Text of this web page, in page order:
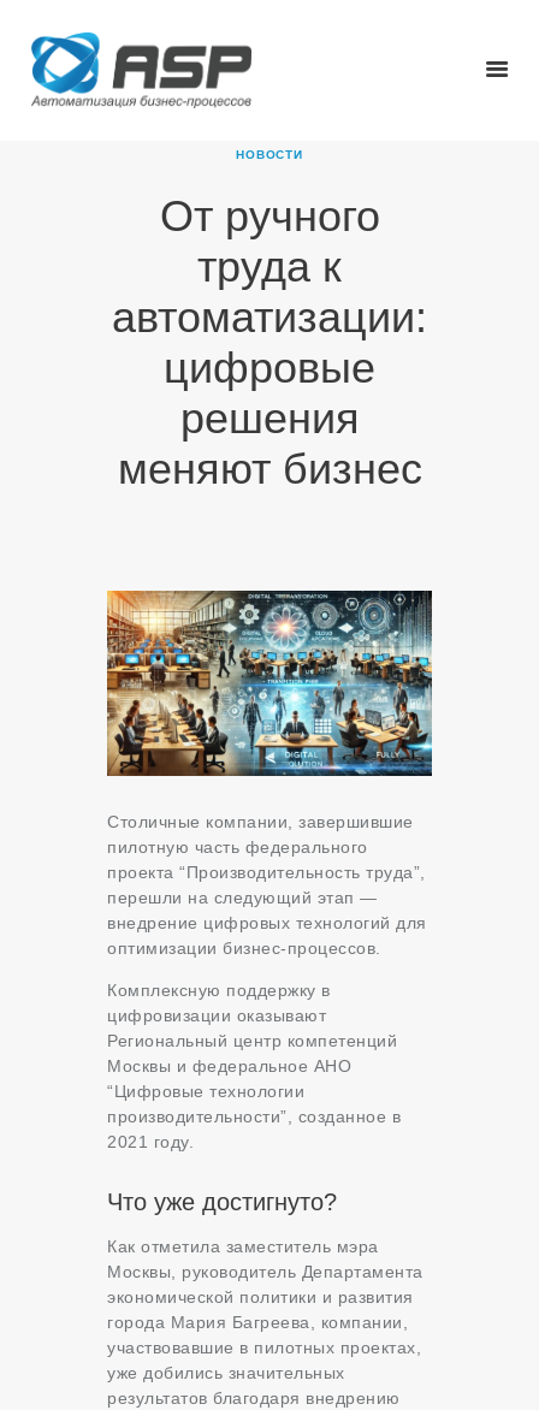
НОВОСТИ
От ручного
труда к
автоматизации:
цифровые
решения
меняют бизнес
ГЛАВНАЯ
О КОМПАНИИ
НОВОСТИ
КАРЬЕРА
ПАРТНЕРЫ
КОНТАКТЫ
Столичные компании, завершившие
пилотную часть федерального
проекта “Производительность труда”,
перешли на следующий этап —
внедрение цифровых технологий для
оптимизации бизнес-процессов.
Комплексную поддержку в
цифровизации оказывают
Региональный центр компетенций
Москвы и федеральное АНО
“Цифровые технологии
производительности”, созданное в
2021 году.
Что уже достигнуто?
Как отметила заместитель мэра
Москвы, руководитель Департамента
экономической политики и развития
города Мария Багреева, компании,
участвовавшие в пилотных проектах,
уже добились значительных
результатов благодаря внедрению